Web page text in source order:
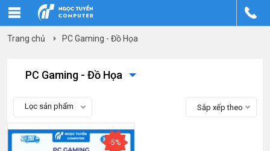
Trang chủ PC Gaming - Đồ Họa
PC Gaming - Đồ Họa
Lọc sản phẩm Sắp xếp theo
-5%